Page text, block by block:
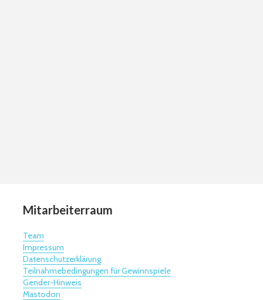
Mitarbeiterraum
Team
Impressum
Datenschutzerklärung
Teilnahmebedingungen für Gewinnspiele
Gender-Hinweis
Mastodon